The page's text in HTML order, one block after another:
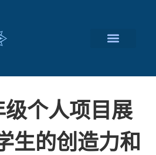
个人项目展
生的创造力和